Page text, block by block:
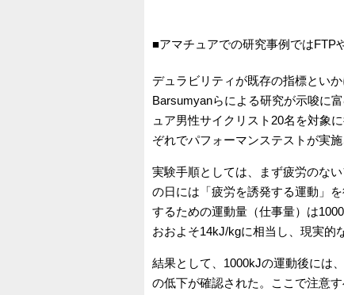
■アマチュアでの研究事例ではFTP
デュラビリティが既存の指標とい
Barsumyanらによる研究が示唆に
ュア男性サイクリスト20名を対象
ぞれでパフォーマンステストが実施
実験手順としては、まず疲労のな
の日には「疲労を誘発する運動」
するための運動量（仕事量）は
おおよそ14kJ/kgに相当し、現実的
結果として、1000kJの運動後には
の低下が確認された。ここで注意